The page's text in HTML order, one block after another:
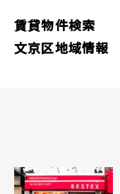
賃貸物件検索
文京区地域情報